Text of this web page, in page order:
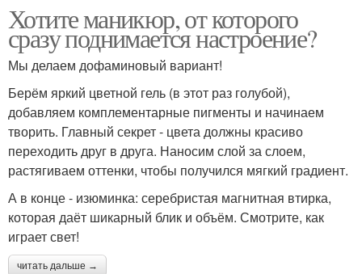
Хотите маникюр, от которого
сразу поднимается настроение?
Мы делаем дофаминовый вариант!
Берём яркий цветной гель (в этот раз голубой),
добавляем комплементарные пигменты и начинаем
творить. Главный секрет - цвета должны красиво
переходить друг в друга. Наносим слой за слоем,
растягиваем оттенки, чтобы получился мягкий градиент.
А в конце - изюминка: серебристая магнитная втирка,
которая даёт шикарный блик и объём. Смотрите, как
играет свет!
читать дальше →